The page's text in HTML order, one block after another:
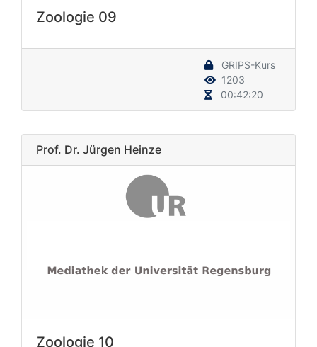
Zoologie 09
GRIPS-Kurs
1203
00:42:20
Prof. Dr. Jürgen Heinze
Zoologie 10